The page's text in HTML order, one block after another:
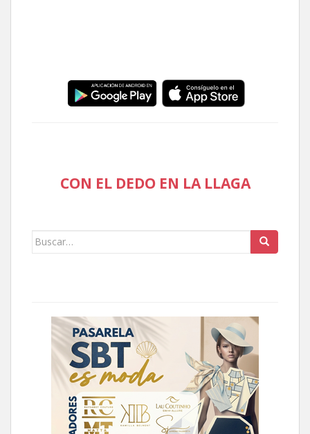
CON EL DEDO EN LA LLAGA
Buscar: